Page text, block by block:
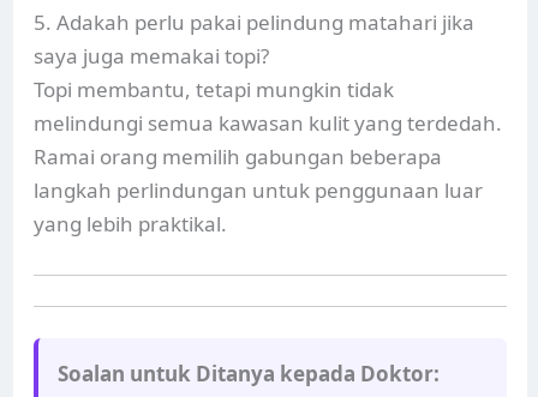
5. Adakah perlu pakai pelindung matahari jika
saya juga memakai topi?
Topi membantu, tetapi mungkin tidak
melindungi semua kawasan kulit yang terdedah.
Ramai orang memilih gabungan beberapa
langkah perlindungan untuk penggunaan luar
yang lebih praktikal.
Soalan untuk Ditanya kepada Doktor: